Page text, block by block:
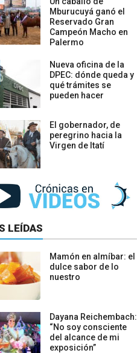
Mburucuyá ganó el
Reservado Gran
Campeón Macho en
Palermo
Nueva oficina de la
DPEC: dónde queda y
qué trámites se
pueden hacer
El gobernador, de
peregrino hacia la
Virgen de Itatí
LEÍDAS
Mamón en almíbar: el
dulce sabor de lo
nuestro
Dayana Reichembach:
“No soy consciente
del alcance de mi
exposición”